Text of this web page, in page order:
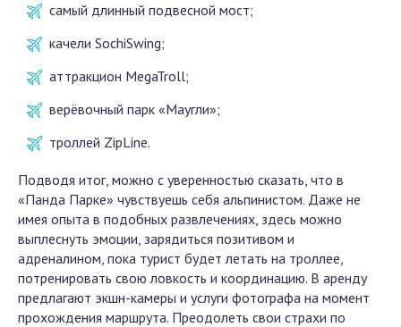
самый длинный подвесной мост;
качели SochiSwing;
аттракцион MegaTroll;
верёвочный парк «Маугли»;
троллей ZipLine.
Подводя итог, можно с уверенностью сказать, что в
«Панда Парке» чувствуешь себя альпинистом. Даже не
имея опыта в подобных развлечениях, здесь можно
выплеснуть эмоции, зарядиться позитивом и
адреналином, пока турист будет летать на троллее,
потренировать свою ловкость и координацию. В аренду
предлагают экшн-камеры и услуги фотографа на момент
прохождения маршрута. Преодолеть свои страхи по